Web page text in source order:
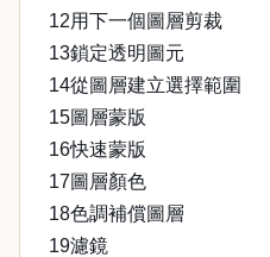
12用下一個圖層剪裁
13鎖定透明圖元
14從圖層建立選擇範圍
15圖層蒙版
16快速蒙版
17圖層顏色
18色調補償圖層
19濾鏡